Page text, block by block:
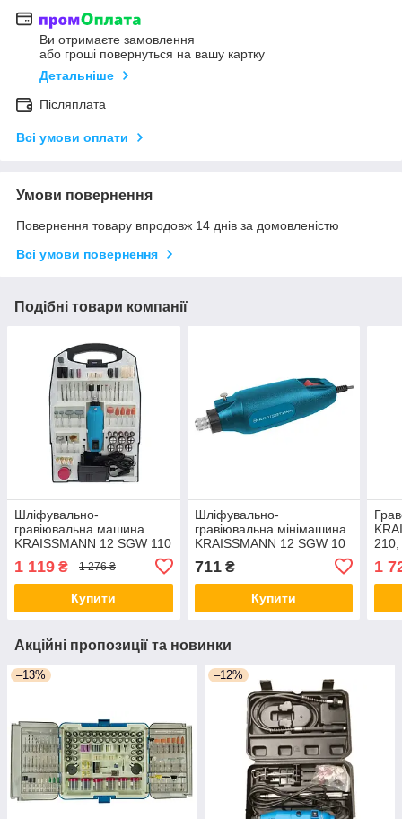
Ви отримаєте замовлення
або гроші повернуться на вашу картку
Детальніше
Післяплата
Всі умови оплати
Умови повернення
Повернення товару впродовж 14 днів за домовленістю
Всі умови повернення
Подібні товари компанії
Шліфувально-
гравіювальна машина
KRAISSMANN 12 SGW 110
з набором насадок у кейсі
1 119 ₴ 1 276 ₴
Купити
Шліфувально-
гравіювальна мінімашина
KRAISSMANN 12 SGW 10
711₴
Купити
210,
1
Акційні пропозиції та новинки
–13% –12%